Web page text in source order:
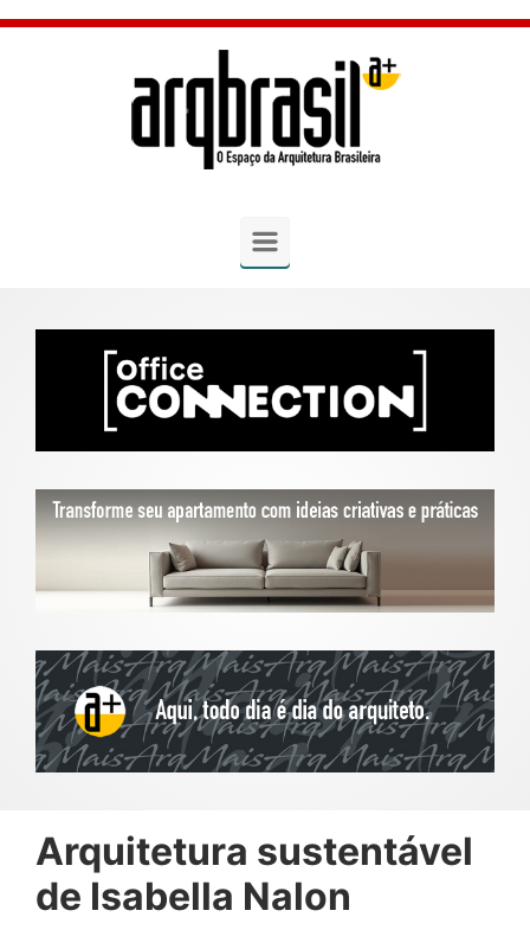
Skip to main content
Arquitetura sustentável
de Isabella Nalon